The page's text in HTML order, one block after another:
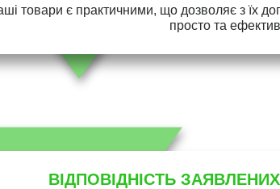
товари є практичними, що дозволяє з їх
просто та
ВІДПОВІДНІСТЬ